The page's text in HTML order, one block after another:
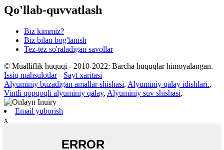
Qo'llab-quvvatlash
Biz kimmiz?
Biz bilan bog'lanish
Tez-tez so'raladigan savollar
© Mualliflik huquqi - 2010-2022: Barcha huquqlar himoyalangan.
Issiq mahsulotlar- Sayt xaritasi
Alyuminiy buzadigan amallar shishasi, Alyuminiy qalay idishlari.,
Vintli qopqoqli alyuminiy qalay, Alyuminiy suv shishasi,
Email yuborish
x